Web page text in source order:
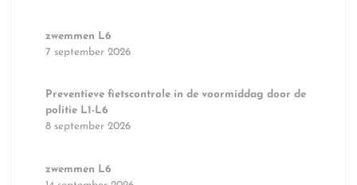
zwemmen L6
7 september 2026
Preventieve fietscontrole in de voormiddag door de
politie L1-L6
8 september 2026
zwemmen L6